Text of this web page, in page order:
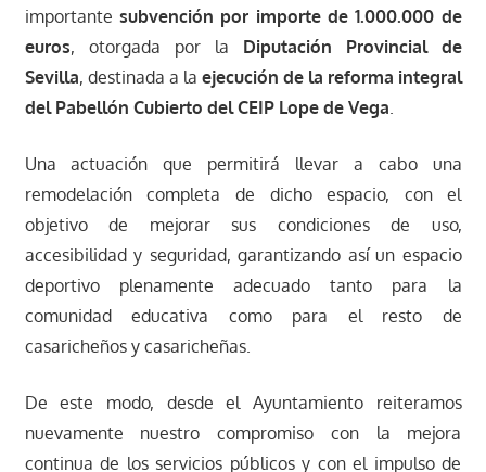
importante subvención por importe de 1.000.000 de
euros, otorgada por la Diputación Provincial de
Sevilla, destinada a la ejecución de la reforma integral
del Pabellón Cubierto del CEIP Lope de Vega.
Una actuación que permitirá llevar a cabo una
remodelación completa de dicho espacio, con el
objetivo de mejorar sus condiciones de uso,
accesibilidad y seguridad, garantizando así un espacio
deportivo plenamente adecuado tanto para la
comunidad educativa como para el resto de
casaricheños y casaricheñas.
De este modo, desde el Ayuntamiento reiteramos
nuevamente nuestro compromiso con la mejora
continua de los servicios públicos y con el impulso de